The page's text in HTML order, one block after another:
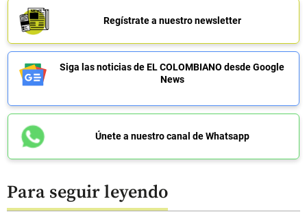
Regístrate a nuestro newsletter
Siga las noticias de EL COLOMBIANO desde Google
News
Únete a nuestro canal de Whatsapp
Para seguir leyendo